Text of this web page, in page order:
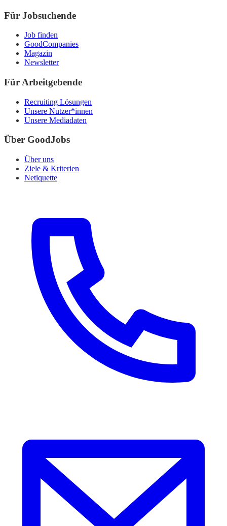
Für Jobsuchende
Job finden
GoodCompanies
Magazin
Newsletter
Für Arbeitgebende
Recruiting Lösungen
Unsere Nutzer*innen
Unsere Mediadaten
Über GoodJobs
Über uns
Ziele & Kriterien
Netiquette